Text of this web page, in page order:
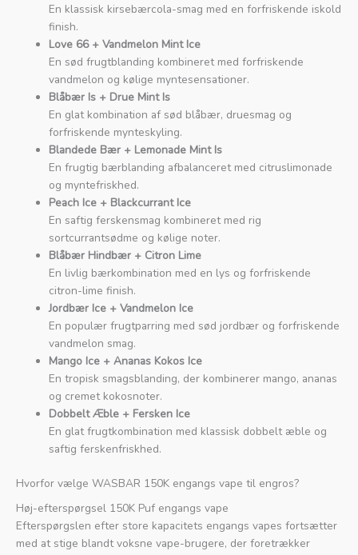
En klassisk kirsebærcola-smag med en forfriskende iskold
finish.
Love 66 + Vandmelon Mint Ice
En sød frugtblanding kombineret med forfriskende
vandmelon og kølige myntesensationer.
Blåbær Is + Drue Mint Is
En glat kombination af sød blåbær, druesmag og
forfriskende mynteskyling.
Blandede Bær + Lemonade Mint Is
En frugtig bærblanding afbalanceret med citruslimonade
og myntefriskhed.
Peach Ice + Blackcurrant Ice
En saftig ferskensmag kombineret med rig
sortcurrantsødme og kølige noter.
Blåbær Hindbær + Citron Lime
En livlig bærkombination med en lys og forfriskende
citron-lime finish.
Jordbær Ice + Vandmelon Ice
En populær frugtparring med sød jordbær og forfriskende
vandmelon smag.
Mango Ice + Ananas Kokos Ice
En tropisk smagsblanding, der kombinerer mango, ananas
og cremet kokosnoter.
Dobbelt Æble + Fersken Ice
En glat frugtkombination med klassisk dobbelt æble og
saftig ferskenfriskhed.
Hvorfor vælge WASBAR 150K engangs vape til engros?
Høj-efterspørgsel 150K Puf engangs vape
Efterspørgslen efter store kapacitets engangs vapes fortsætter
med at stige blandt voksne vape-brugere, der foretrækker